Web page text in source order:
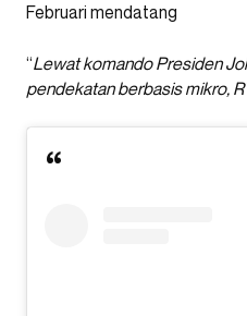
Februari mendatang
“Lewat komando Presiden
pendekatan berbasis mikro,